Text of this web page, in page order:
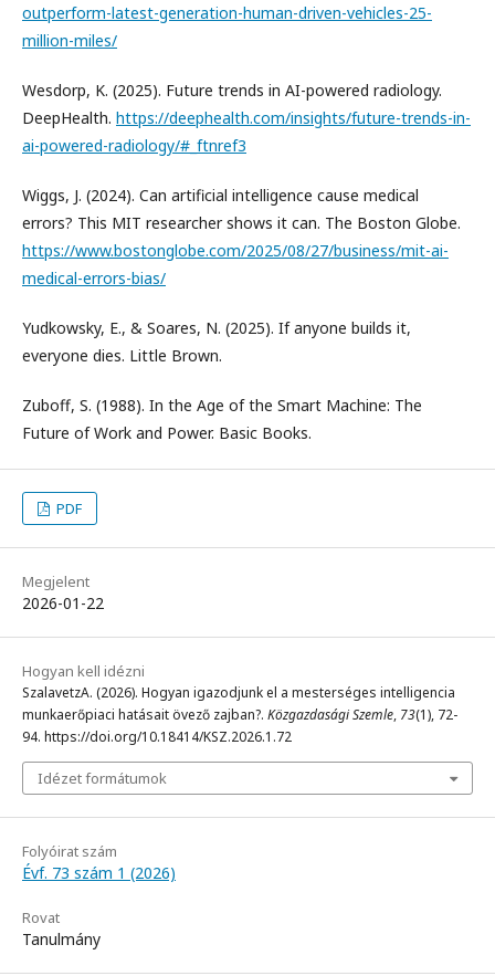
outperform-latest-generation-human-driven-vehicles-25-
million-miles/
Wesdorp, K. (2025). Future trends in AI-powered radiology.
DeepHealth. https://deephealth.com/insights/future-trends-in-
ai-powered-radiology/#_ftnref3
Wiggs, J. (2024). Can artificial intelligence cause medical
errors? This MIT researcher shows it can. The Boston Globe.
https://www.bostonglobe.com/2025/08/27/business/mit-ai-
medical-errors-bias/
Yudkowsky, E., & Soares, N. (2025). If anyone builds it,
everyone dies. Little Brown.
Zuboff, S. (1988). In the Age of the Smart Machine: The
Future of Work and Power. Basic Books.
PDF
Megjelent
2026-01-22
Hogyan kell idézni
SzalavetzA. (2026). Hogyan igazodjunk el a mesterséges intelligencia
munkaerőpiaci hatásait övező zajban?. Közgazdasági Szemle, 73(1), 72-
94. https://doi.org/10.18414/KSZ.2026.1.72
Idézet formátumok
Folyóirat szám
Évf. 73 szám 1 (2026)
Rovat
Tanulmány